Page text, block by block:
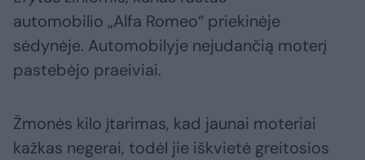
automobilio „Alfa Romeo“ priekinėje
sėdynėje. Automobilyje nejudančią moterį
pastebėjo praeiviai.
Žmonės kilo įtarimas, kad jaunai moteriai
kažkas negerai, todėl jie iškvietė greitosios